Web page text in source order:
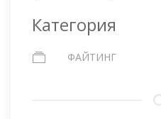
Категория
ФАЙТИНГ